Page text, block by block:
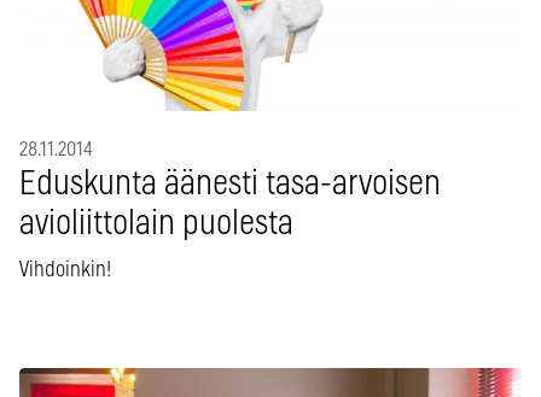
28.11.2014
Eduskunta äänesti tasa-arvoisen
avioliittolain puolesta
Vihdoinkin!